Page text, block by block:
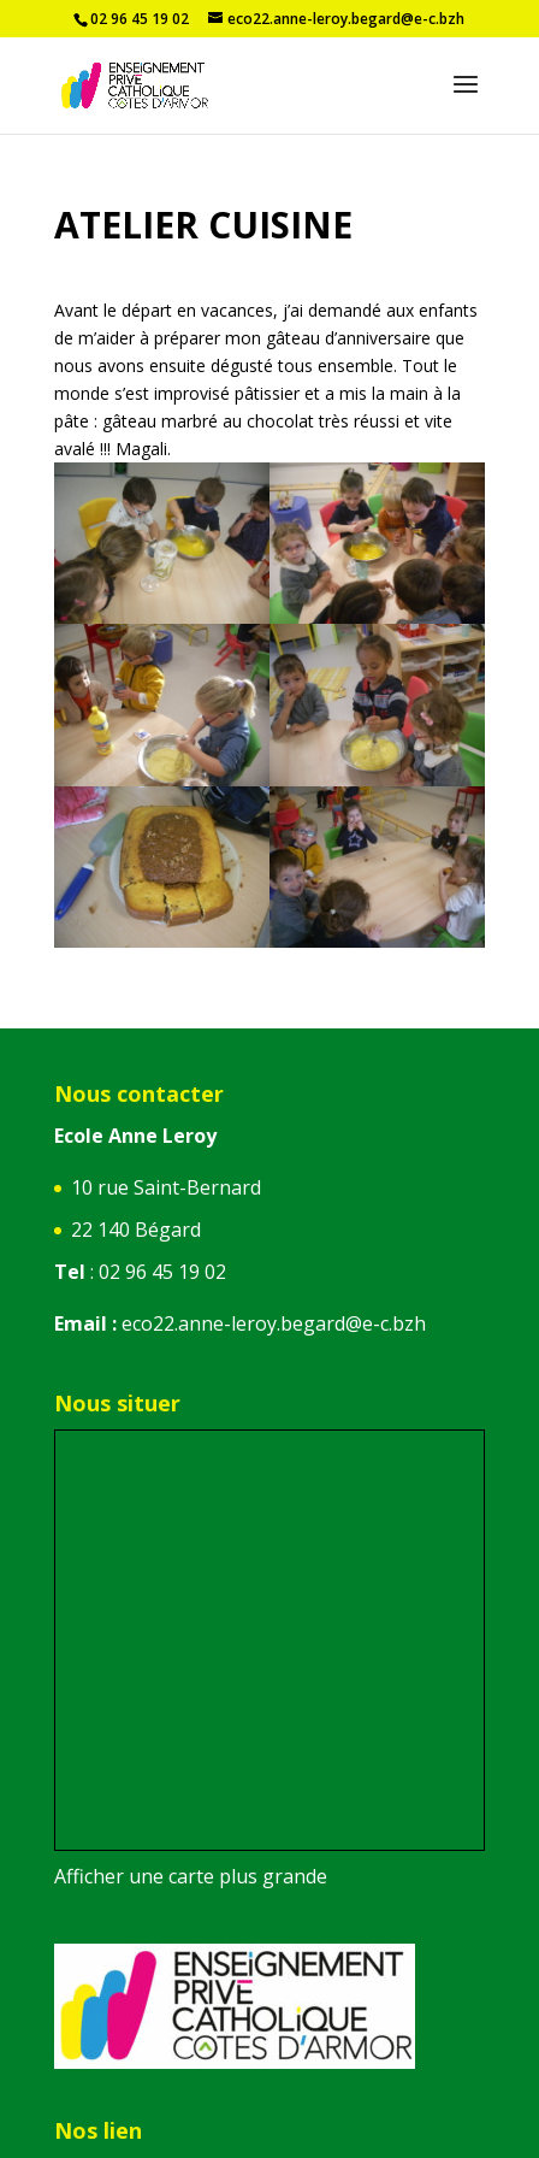
02 96 45 19 02 eco22.anne-leroy.begard@e-c.bzh
ATELIER CUISINE
Avant le départ en vacances, j’ai demandé aux enfants
de m’aider à préparer mon gâteau d’anniversaire que
nous avons ensuite dégusté tous ensemble. Tout le
monde s’est improvisé pâtissier et a mis la main à la
pâte : gâteau marbré au chocolat très réussi et vite
avalé !!! Magali.
Nous contacter
Ecole Anne Leroy
10 rue Saint-Bernard
22 140 Bégard
Tel : 02 96 45 19 02
Email :eco22.anne-leroy.begard@e-c.bzh
Nous situer
Afficher une carte plus grande
Nos lien